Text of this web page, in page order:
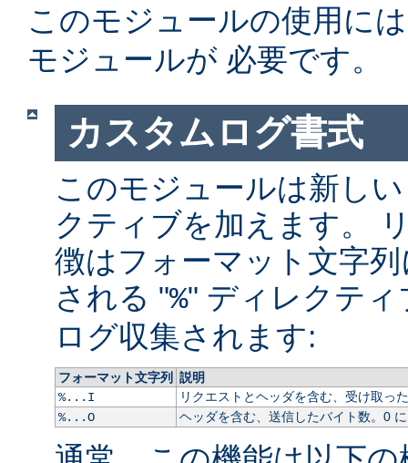
このモジュールの使用に
モジュールが 必要です。
カスタムログ書式
このモジュールは新し
クティブを加えます。
徴はフォーマット文字
される "%" ディレクテ
ログ収集されます:
フォーマット文字列
説明
%...I
リクエストとヘッダを含む、受け取っ
%...O
ヘッダを含む、送信したバイト数。0